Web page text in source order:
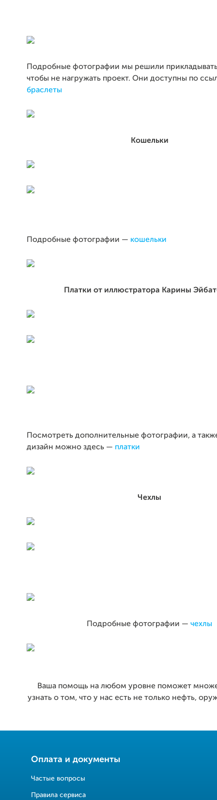
Подробные фотографии мы решили
чтобы не нагружать проект. Они доступны по
браслеты
Кошельки
Подробные фотографии — кошельки
Платки от иллюстратора Карины
Посмотреть дополнительные фотографии, а
дизайн можно здесь — платки
Чехлы
Подробные фотографии —чехлы
Ваша помощь на любом уровне поможет
узнать о том, что у нас есть не только нефть,
Оплата и документы
Частые вопросы
Правила сервиса